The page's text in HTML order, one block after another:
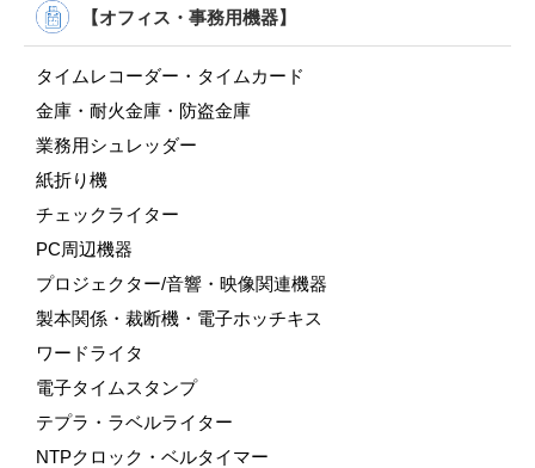
【オフィス・事務用機器】
タイムレコーダー・タイムカード
金庫・耐火金庫・防盗金庫
業務用シュレッダー
紙折り機
チェックライター
PC周辺機器
プロジェクター/音響・映像関連機器
製本関係・裁断機・電子ホッチキス
ワードライタ
電子タイムスタンプ
テプラ・ラベルライター
NTPクロック・ベルタイマー